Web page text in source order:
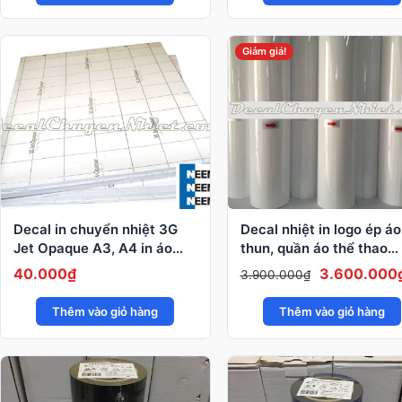
4.800.000₫.
Decal in chuyển nhiệt 3G
Jet Opaque A3, A4 in áo
đen, áo tối màu
40.000₫
Thêm vào giỏ hàng
Giảm giá!
Decal nhiệt in logo ép áo
thun, quần áo thể thao
0,61x50m PU
3.900.000₫
Giá
gốc
là:
3.600.000
Thêm vào giỏ hàng